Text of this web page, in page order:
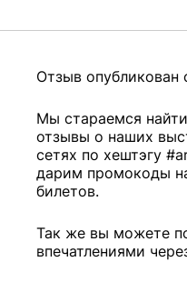
Отзыв опубликован
Мы стараемся
отзывы о наших
сетях по хештэгу
дарим промокоды
билетов.
Так же вы можете
впечатлениями